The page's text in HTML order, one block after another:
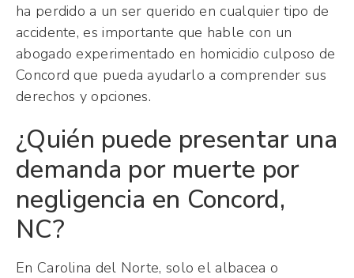
ha perdido a un ser querido en cualquier tipo de
accidente, es importante que hable con un
abogado experimentado en homicidio culposo de
Concord que pueda ayudarlo a comprender sus
derechos y opciones.
¿Quién puede presentar una
demanda por muerte por
negligencia en Concord,
NC?
En Carolina del Norte, solo el albacea o